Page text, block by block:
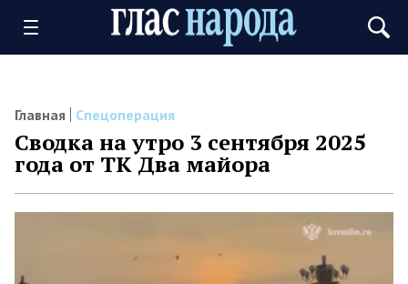
Главная Спецоперация
Сводка на утро 3 сентября 2025
года от ТК Два майора